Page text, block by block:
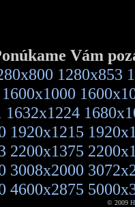
Vám
1280x853
1600x1000
1632x1224
1920x1215
2200x1375
3008x2000
4600x2875
© 2009